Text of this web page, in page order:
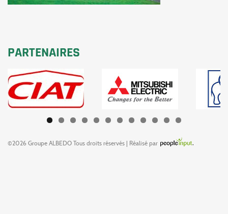
PARTENAIRES
©2026 Groupe ALBEDO Tous droits réservés | Réalisé par